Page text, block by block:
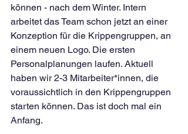
können - nach dem Winter. Intern
arbeitet das Team schon jetzt an einer
Konzeption für die Krippengruppen, an
einem neuen Logo. Die ersten
Personalplanungen laufen. Aktuell
haben wir 2-3 Mitarbeiter*innen, die
voraussichtlich in den Krippengruppen
starten können. Das ist doch mal ein
Anfang.